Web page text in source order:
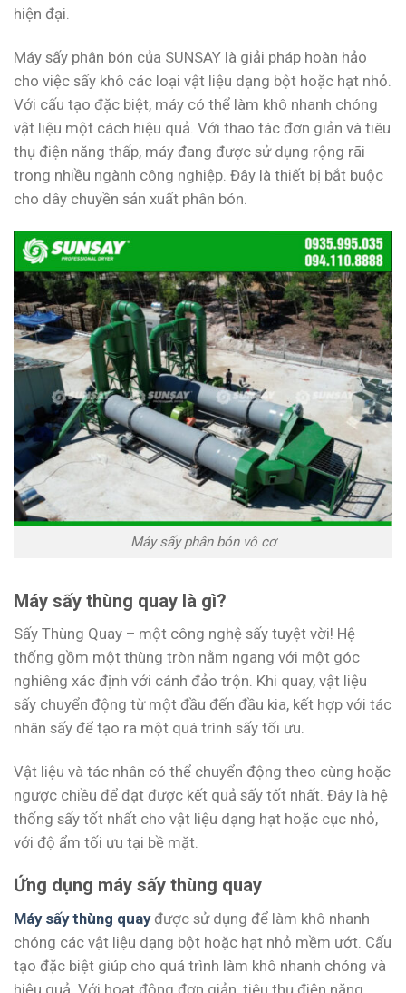
hiện đại.
Máy sấy phân bón của SUNSAY là giải pháp hoàn hảo
cho việc sấy khô các loại vật liệu dạng bột hoặc hạt nhỏ.
Với cấu tạo đặc biệt, máy có thể làm khô nhanh chóng
vật liệu một cách hiệu quả. Với thao tác đơn giản và tiêu
thụ điện năng thấp, máy đang được sử dụng rộng rãi
trong nhiều ngành công nghiệp. Đây là thiết bị bắt buộc
cho dây chuyền sản xuất phân bón.
Máy sấy phân bón vô cơ
Máy sấy thùng quay là gì?
Sấy Thùng Quay – một công nghệ sấy tuyệt vời! Hệ
thống gồm một thùng tròn nằm ngang với một góc
nghiêng xác định với cánh đảo trộn. Khi quay, vật liệu
sấy chuyển động từ một đầu đến đầu kia, kết hợp với tác
nhân sấy để tạo ra một quá trình sấy tối ưu.
Vật liệu và tác nhân có thể chuyển động theo cùng hoặc
ngược chiều để đạt được kết quả sấy tốt nhất. Đây là hệ
thống sấy tốt nhất cho vật liệu dạng hạt hoặc cục nhỏ,
với độ ẩm tối ưu tại bề mặt.
Ứng dụng máy sấy thùng quay
Máy sấy thùng quayđược sử dụng để làm khô nhanh
chóng các vật liệu dạng bột hoặc hạt nhỏ mềm ướt. Cấu
tạo đặc biệt giúp cho quá trình làm khô nhanh chóng và
hiệu quả. Với hoạt động đơn giản, tiêu thụ điện năng